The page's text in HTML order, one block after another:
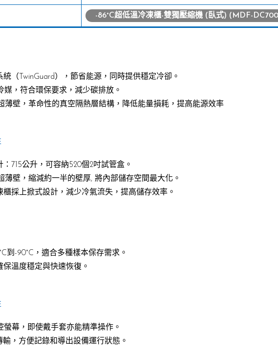
-86°C超低溫冷凍櫃-雙獨壓縮機 (臥式) (MDF-
（TwinGuard），節省能源，同時提供穩定冷卻。
媒，符合環保要求，減少碳排放。
薄壁，革命性的真空隔熱層結構，降低能量損耗，提高能源效率
715公升，可容納520個2吋試管盒。
薄壁，縮減約一半的壁厚, 將內部儲存空間最大化。
櫃採上掀式設計，減少冷氣流失，提高儲存效率。
到-90°C，適合多種樣本保存需求。
保溫度穩定與快速恢復。
螢幕，即使戴手套亦能精準操作。
輸，方便記錄和導出設備運行狀態。